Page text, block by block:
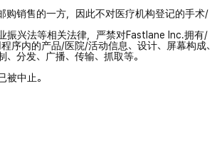
购销售的一方，因此不对医疗机构登记的手术/
振兴法等相关法律，严禁对Fastlane Inc.拥有/
序内的产品/医院/活动信息、设计、屏幕构成、
分发、广播、传输、抓取等。
被中止。